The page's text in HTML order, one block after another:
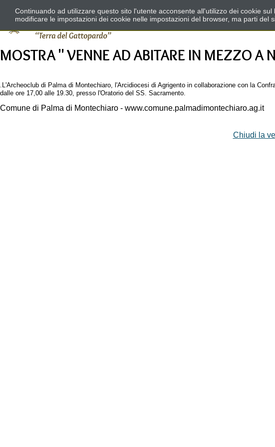
MOSTRA " VENNE AD ABITARE IN MEZZO A
.L'Archeoclub di Palma di Montechiaro, l'Arcidiocesi di Agrigento in collaborazione con la
dalle ore 17,00 alle 19.30, presso l'Oratorio del SS. Sacramento.
Comune di Palma di Montechiaro - www.comune.palmadimontechiaro.ag.it
Chiudi la
Continuando ad utilizzare questo sito l'utente acconsente all'utilizzo dei cookie
modificare le impostazioni dei cookie nelle impostazioni del browser, ma parti del